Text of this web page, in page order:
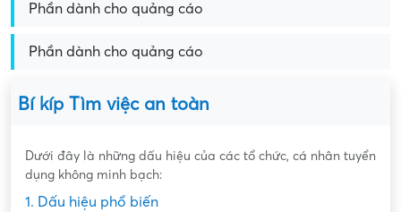
Phần dành cho quảng cáo
Phần dành cho quảng cáo
Bí kíp Tìm việc an toàn
Dưới đây là những dấu hiệu của các tổ chức, cá nhân tuyển
dụng không minh bạch:
1. Dấu hiệu phổ biến